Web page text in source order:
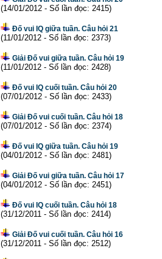
(14/01/2012 - Số lần đọc: 2415)
Đố vui IQ giữa tuần. Câu hỏi 21
(11/01/2012 - Số lần đọc: 2373)
Giải Đố vui giữa tuần. Câu hỏi 19
(11/01/2012 - Số lần đọc: 2428)
Đố vui IQ cuối tuần. Câu hỏi 20
(07/01/2012 - Số lần đọc: 2433)
Giải Đố vui cuối tuần. Câu hỏi 18
(07/01/2012 - Số lần đọc: 2374)
Đố vui IQ giữa tuần. Câu hỏi 19
(04/01/2012 - Số lần đọc: 2481)
Giải Đố vui giữa tuần. Câu hỏi 17
(04/01/2012 - Số lần đọc: 2451)
Đố vui IQ cuối tuần. Câu hỏi 18
(31/12/2011 - Số lần đọc: 2414)
Giải Đố vui cuối tuần. Câu hỏi 16
(31/12/2011 - Số lần đọc: 2512)